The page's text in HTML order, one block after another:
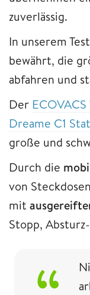
zuverlässig.
In unserem
bewährt, die
abfahren und
Der
Dreame C1
große und
Durch die
von
mit
Stopp,